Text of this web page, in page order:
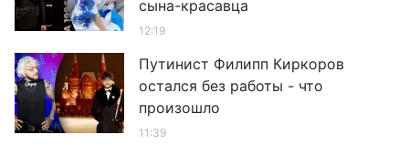
сына-красавца
12:19
Путинист Филипп Киркоров
остался без работы - что
произошло
11:39